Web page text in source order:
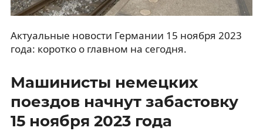
Актуальные новости Германии 15 ноября 2023
года: коротко о главном на сегодня.
Машинисты немецких
поездов начнут забастовку
15 ноября 2023 года